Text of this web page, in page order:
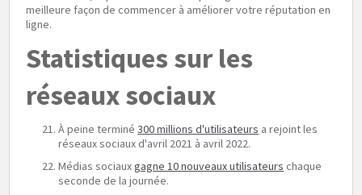
meilleure façon de commencer à améliorer votre réputation en
ligne.
Statistiques sur les
réseaux sociaux
À peine terminé300 millions d'utilisateurs a rejoint les
réseaux sociaux d'avril 2021 à avril 2022.
Médias sociauxgagne 10 nouveaux utilisateurs chaque
seconde de la journée.